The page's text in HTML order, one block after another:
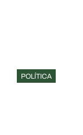
POLÍTICA